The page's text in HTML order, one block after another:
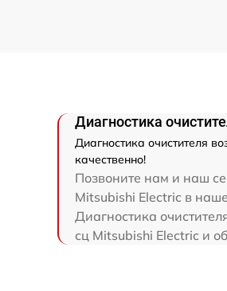
Диагностика
Диагностика очистителя
качественно!
Позвоните нам и наш
Mitsubishi Electric в
Диагностика
сц Mitsubishi Electric и